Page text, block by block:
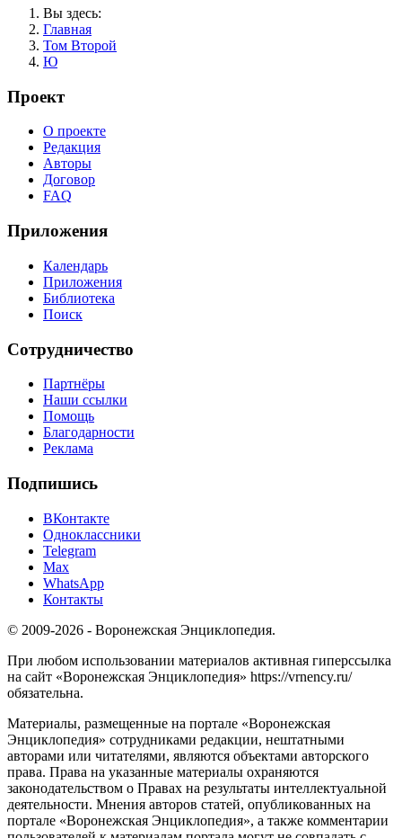
Вы здесь:
Главная
Том Второй
Ю
Проект
О проекте
Редакция
Авторы
Договор
FAQ
Приложения
Календарь
Приложения
Библиотека
Поиск
Сотрудничество
Партнёры
Наши ссылки
Помощь
Благодарности
Реклама
Подпишись
ВКонтакте
Одноклассники
Telegram
Max
WhatsApp
Контакты
© 2009-2026 - Воронежская Энциклопедия.
При любом использовании материалов активная гиперссылка
на сайт «Воронежская Энциклопедия» https://vrnency.ru/
обязательна.
Материалы, размещенные на портале «Воронежская
Энциклопедия» сотрудниками редакции, нештатными
авторами или читателями, являются объектами авторского
права. Права на указанные материалы охраняются
законодательством о Правах на результаты интеллектуальной
деятельности. Мнения авторов статей, опубликованных на
портале «Воронежская Энциклопедия», а также комментарии